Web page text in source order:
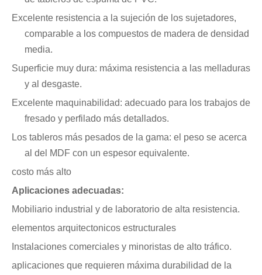
Excelente resistencia a la sujeción de los sujetadores,
comparable a los compuestos de madera de densidad
media.
Superficie muy dura: máxima resistencia a las melladuras
y al desgaste.
Excelente maquinabilidad: adecuado para los trabajos de
fresado y perfilado más detallados.
Los tableros más pesados ​​de la gama: el peso se acerca
al del MDF con un espesor equivalente.
costo más alto
Aplicaciones adecuadas:
Mobiliario industrial y de laboratorio de alta resistencia.
elementos arquitectonicos estructurales
Instalaciones comerciales y minoristas de alto tráfico.
aplicaciones que requieren máxima durabilidad de la